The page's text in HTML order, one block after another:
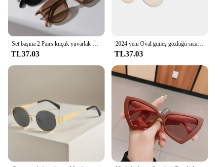
Set başına 2 Pairs küçük yuvarlak güneş kadınlar sevimli sıska kedi göz gözlük erkekler Vintage dar Cateye güneş gözlüğü seti
TL37.03
2024 yeni Oval güneş gözlüğü sıcak lensler erkekler ve kadınlar için küçük yuvarlak Metal moda güneş gözlükleri
TL37.03